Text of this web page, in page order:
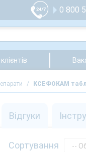
0 800
/ КСЕФОКАМ
Відгуки
Сортування --